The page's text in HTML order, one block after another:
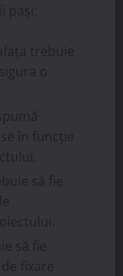
trebuie
o
în funcție
să fie
să fie
fixare